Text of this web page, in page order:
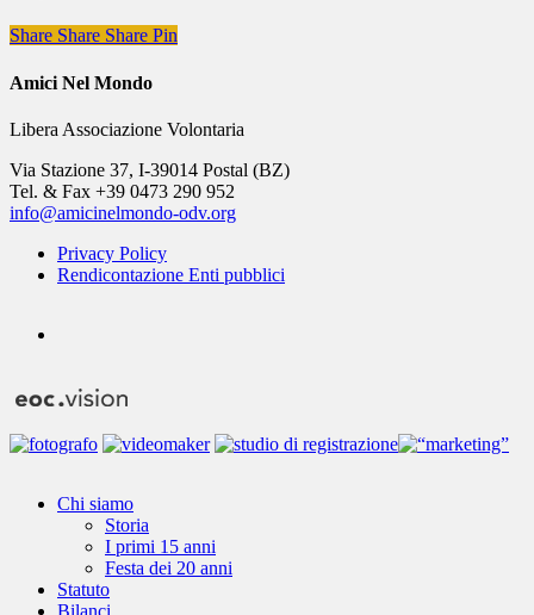
Share
Share Share Share Pin
Amici Nel Mondo
Libera Associazione Volontaria
Via Stazione 37, I-39014 Postal (BZ)
Tel. & Fax +39 0473 290 952
info@amicinelmondo-odv.org
Privacy Policy
Rendicontazione Enti pubblici
Close
Chi siamo
Storia
I primi 15 anni
Festa dei 20 anni
Statuto
Bilanci